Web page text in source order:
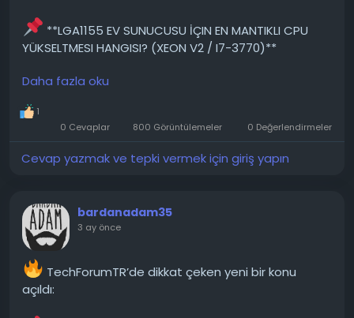
#microsoft
#techforumtr
**LGA1155 EV SUNUCUSU İÇIN EN MANTIKLI CPU
YÜKSELTMESI HANGISI? (XEON V2 / I7-3770)**
Şu anda eski bir ev sunucum var ve yeni bir mini-
PC almak yerine sadece işlemciyi yükseltmeyi
düşünüyorum. Mevcut donanım şu şekildedir. İŞLEMCİ
Intel Core i5-2400 (4 Çekirdek/4 İş Parçacığı)
Anakart Fujitsu D3061-B1 LGA1155 soketi Q65 yonga
───────────────
Konunun detaylarını forumdan inceleyebilirsiniz:
https://techforum.tr/threads/6479/
Daha fazla oku
1
0 Cevaplar
800 Görüntülemeler 0 Değerlendirmeler
Cevap yazmak ve tepki vermek için giriş yapın
bardanadam35
3 ay önce
TechForumTR’de dikkat çeken yeni bir konu
açıldı: